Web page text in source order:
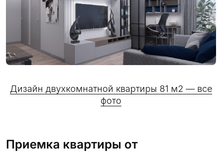
Дизайн двухкомнатной квартиры 81 м2 — все
фото
Приемка квартиры от